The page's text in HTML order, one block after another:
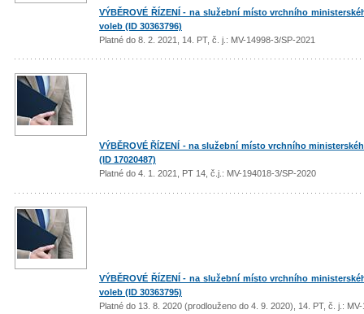
VÝBĚROVÉ ŘÍZENÍ - na služební místo vrchního
voleb (ID 30363796)
Platné do 8. 2. 2021, 14. PT, č. j.: MV-14998-3/SP-2021
VÝBĚROVÉ ŘÍZENÍ - na služební místo vrchního
(ID 17020487)
Platné do 4. 1. 2021, PT 14, č.j.: MV-194018-3/SP-2020
VÝBĚROVÉ ŘÍZENÍ - na služební místo vrchního
voleb (ID 30363795)
Platné do 13. 8. 2020 (prodlouženo do 4. 9. 2020), 14. PT, č. j.: